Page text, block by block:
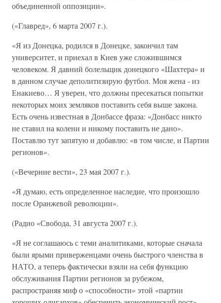
объединенной оппозиции».
(«Главред», 6 марта 2007 г.).
«Я из Донецка, родился в Донецке, закончил там
университет, и приехал в Киев уже сложившимся
человеком. Я давний болельщик донецкого «Шахтера» и
в данном случае деполитизирую футбол. Моя жена - из
Енакиево… Я уверен, что должны пресекаться попытки
некоторых моих земляков поставить себя выше закона.
Есть очень известная в Донбассе фраза: «Донбасс никто
не ставил на колени и никому поставить не дано».
Поставлю тут запятую и добавлю: «в том числе, и Партии
регионов».
(«Вечерние вести», 23 мая 2007 г.).
«Я думаю, есть определенное наследие, что произошло
после Оранжевой революции».
(Радио «Свобода, 31 августа 2007 г.).
«Я не соглашаюсь с теми аналитиками, которые сначала
были ярыми приверженцами очень быстрого членства в
НАТО, а теперь фактически взяли на себя функцию
обслуживания Партии регионов за рубежом,
распространяя миф о «способности» этой «партии